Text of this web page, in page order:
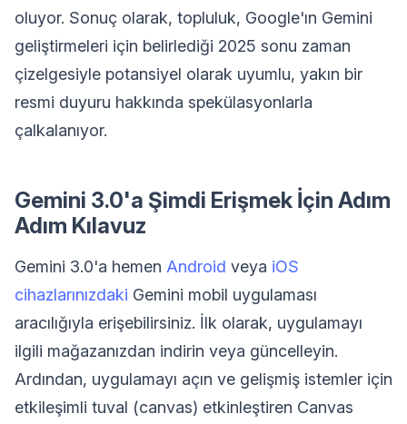
oluyor. Sonuç olarak, topluluk, Google'ın Gemini
geliştirmeleri için belirlediği 2025 sonu zaman
çizelgesiyle potansiyel olarak uyumlu, yakın bir
resmi duyuru hakkında spekülasyonlarla
çalkalanıyor.
Gemini 3.0'a Şimdi Erişmek İçin Adım
Adım Kılavuz
Gemini 3.0'a hemen Android veya iOS
cihazlarınızdaki Gemini mobil uygulaması
aracılığıyla erişebilirsiniz. İlk olarak, uygulamayı
ilgili mağazanızdan indirin veya güncelleyin.
Ardından, uygulamayı açın ve gelişmiş istemler için
etkileşimli tuval (canvas) etkinleştiren Canvas